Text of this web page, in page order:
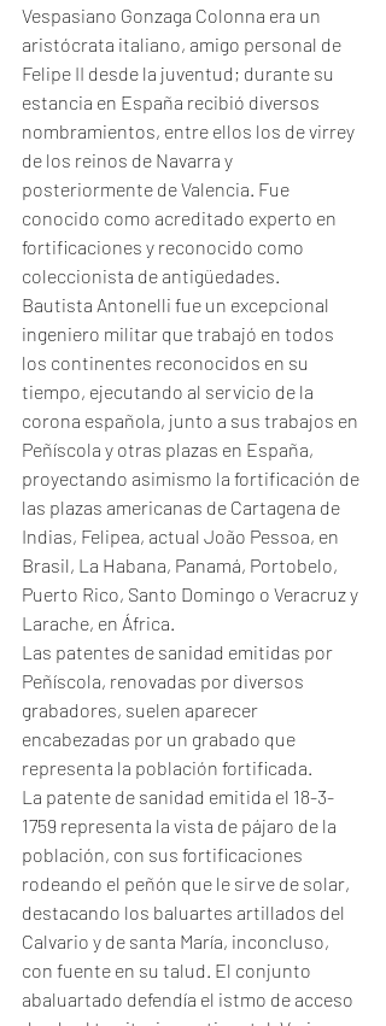
Vespasiano Gonzaga Colonna era un
aristócrata italiano, amigo personal de
Felipe II desde la juventud; durante su
estancia en España recibió diversos
nombramientos, entre ellos los de virrey
de los reinos de Navarra y
posteriormente de Valencia. Fue
conocido como acreditado experto en
fortificaciones y reconocido como
coleccionista de antigüedades.
Bautista Antonelli fue un excepcional
ingeniero militar que trabajó en todos
los continentes reconocidos en su
tiempo, ejecutando al servicio de la
corona española, junto a sus trabajos en
Peñíscola y otras plazas en España,
proyectando asimismo la fortificación de
las plazas americanas de Cartagena de
Indias, Felipea, actual João Pessoa, en
Brasil, La Habana, Panamá, Portobelo,
Puerto Rico, Santo Domingo o Veracruz y
Larache, en África.
Las patentes de sanidad emitidas por
Peñíscola, renovadas por diversos
grabadores, suelen aparecer
encabezadas por un grabado que
representa la población fortificada.
La patente de sanidad emitida el 18-3-
1759 representa la vista de pájaro de la
población, con sus fortificaciones
rodeando el peñón que le sirve de solar,
destacando los baluartes artillados del
Calvario y de santa María, inconcluso,
con fuente en su talud. El conjunto
abaluartado defendía el istmo de acceso